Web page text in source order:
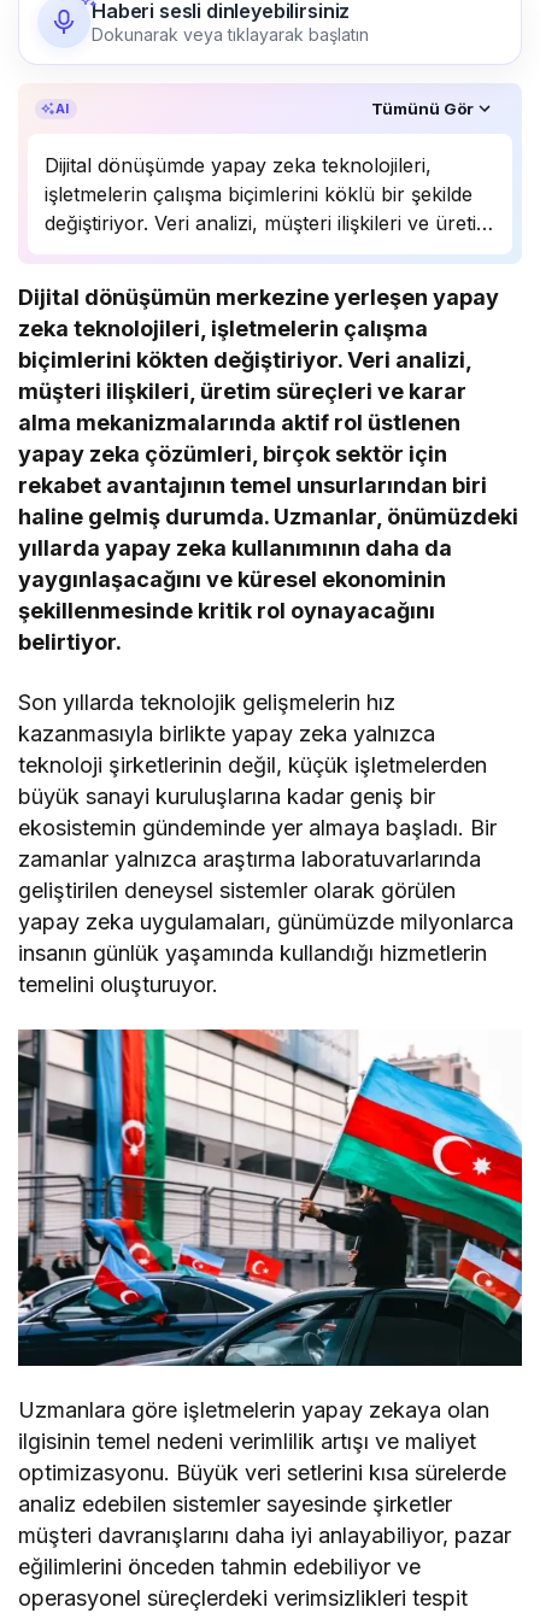
Haberi sesli dinleyebilirsiniz
Dokunarak veya tıklayarak başlatın
AI Tümünü Gör
Dijital dönüşümde yapay zeka teknolojileri,
işletmelerin çalışma biçimlerini köklü bir şekilde
değiştiriyor. Veri analizi, müşteri ilişkileri ve üretim
süreçlerinde önemli bir rol oynayan yapay zeka,
Uzmanlar, bu teknolojinin önümüzdeki yıllarda
daha da yaygınlaşarak…
Dijital dönüşümün merkezine yerleşen yapay
zeka teknolojileri, işletmelerin çalışma
biçimlerini kökten değiştiriyor. Veri analizi,
müşteri ilişkileri, üretim süreçleri ve karar
alma mekanizmalarında aktif rol üstlenen
yapay zeka çözümleri, birçok sektör için
rekabet avantajının temel unsurlarından biri
haline gelmiş durumda. Uzmanlar, önümüzdeki
yıllarda yapay zeka kullanımının daha da
yaygınlaşacağını ve küresel ekonominin
şekillenmesinde kritik rol oynayacağını
belirtiyor.
Son yıllarda teknolojik gelişmelerin hız
kazanmasıyla birlikte yapay zeka yalnızca
teknoloji şirketlerinin değil, küçük işletmelerden
büyük sanayi kuruluşlarına kadar geniş bir
ekosistemin gündeminde yer almaya başladı. Bir
zamanlar yalnızca araştırma laboratuvarlarında
geliştirilen deneysel sistemler olarak görülen
yapay zeka uygulamaları, günümüzde milyonlarca
insanın günlük yaşamında kullandığı hizmetlerin
temelini oluşturuyor.
Uzmanlara göre işletmelerin yapay zekaya olan
ilgisinin temel nedeni verimlilik artışı ve maliyet
optimizasyonu. Büyük veri setlerini kısa sürelerde
analiz edebilen sistemler sayesinde şirketler
müşteri davranışlarını daha iyi anlayabiliyor, pazar
eğilimlerini önceden tahmin edebiliyor ve
operasyonel süreçlerdeki verimsizlikleri tespit